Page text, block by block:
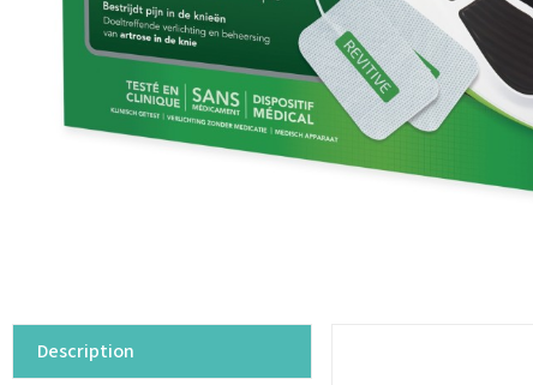
Description